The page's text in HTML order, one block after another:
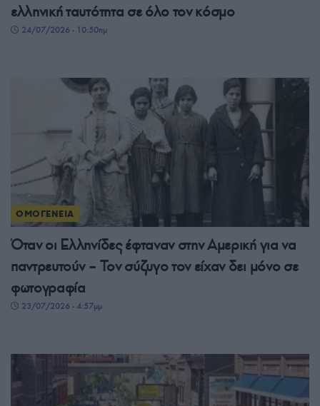
ελληνική ταυτότητα σε όλο τον κόσμο
24/07/2026 - 10:50πμ
ΟΜΟΓΕΝΕΙΑ
Όταν οι Ελληνίδες έφταναν στην Αμερική για να
παντρευτούν – Τον σύζυγο τον είχαν δει μόνο σε
φωτογραφία
23/07/2026 - 4:57μμ